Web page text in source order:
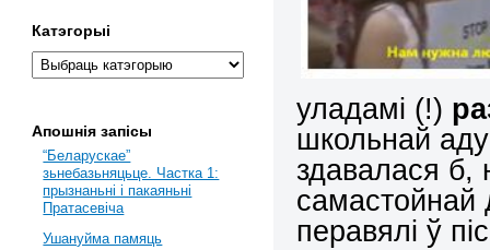
уладамі (!)
школьнай
здавалася б,
перавялі ў
Катэгорыі
Апошнія запісы
“Беларускае”
зьнебазьняцьце. Частка 1:
прызнаньні і пакаяньні
Пратасевіча
Ушануйма памяць